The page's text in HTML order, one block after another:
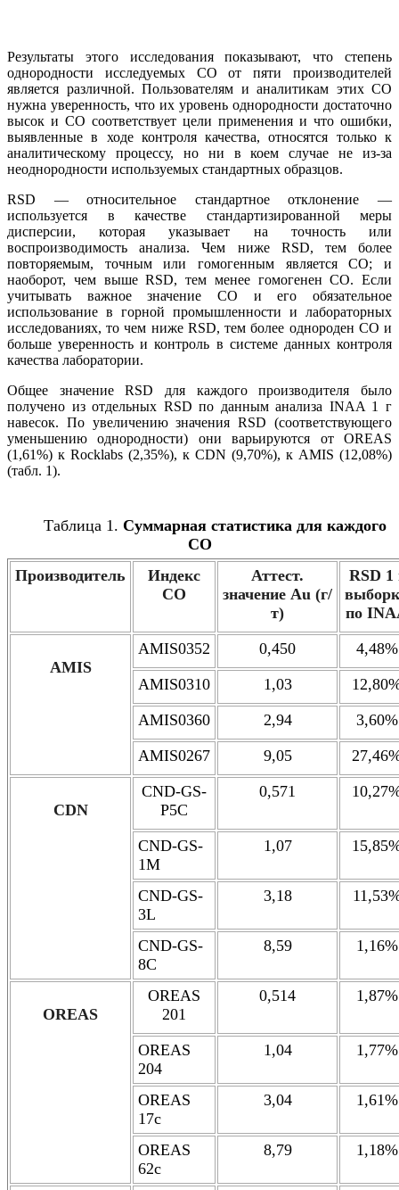
Результаты этого исследования показывают, что степень
однородности исследуемых СО от пяти производителей
является различной. Пользователям и аналитикам этих СО
нужна уверенность, что их уровень однородности достаточно
высок и СО соответствует цели применения и что ошибки,
выявленные в ходе контроля качества, относятся только к
аналитическому процессу, но ни в коем случае не из-за
неоднородности используемых стандартных образцов.
RSD — относительное стандартное отклонение —
используется в качестве стандартизированной меры
дисперсии, которая указывает на точность или
воспроизводимость анализа. Чем ниже RSD, тем более
повторяемым, точным или гомогенным является СО; и
наоборот, чем выше RSD, тем менее гомогенен СО. Если
учитывать важное значение СО и его обязательное
использование в горной промышленности и лабораторных
исследованиях, то чем ниже RSD, тем более однороден СО и
больше уверенность и контроль в системе данных контроля
качества лаборатории.
Общее значение RSD для каждого производителя было
получено из отдельных RSD по данным анализа INAA 1 г
навесок. По увеличению значения RSD (соответствующего
уменьшению однородности) они варьируются от OREAS
(1,61%) к Rocklabs (2,35%), к CDN (9,70%), к AMIS (12,08%)
(табл. 1).
Таблица 1. Суммарная статистика для каждого
СО
Производитель
Индекс
СО
Аттест.
значение Au (г/
т)
RSD 1
по
AMIS
AMIS0352 0,450
4,48%
AMIS0310
1,03
AMIS0360
2,94
3,60%
AMIS0267
9,05
CDN
CND-GS-
P5C
0,571
CND-GS-
1M
1,07
CND-GS-
3L
3,18
CND-GS-
8C
8,59 1,16%
OREAS
OREAS
201
0,514 1,87%
OREAS
204
1,04 1,77%
OREAS
17c
3,04 1,61%
OREAS
62c
8,79 1,18%